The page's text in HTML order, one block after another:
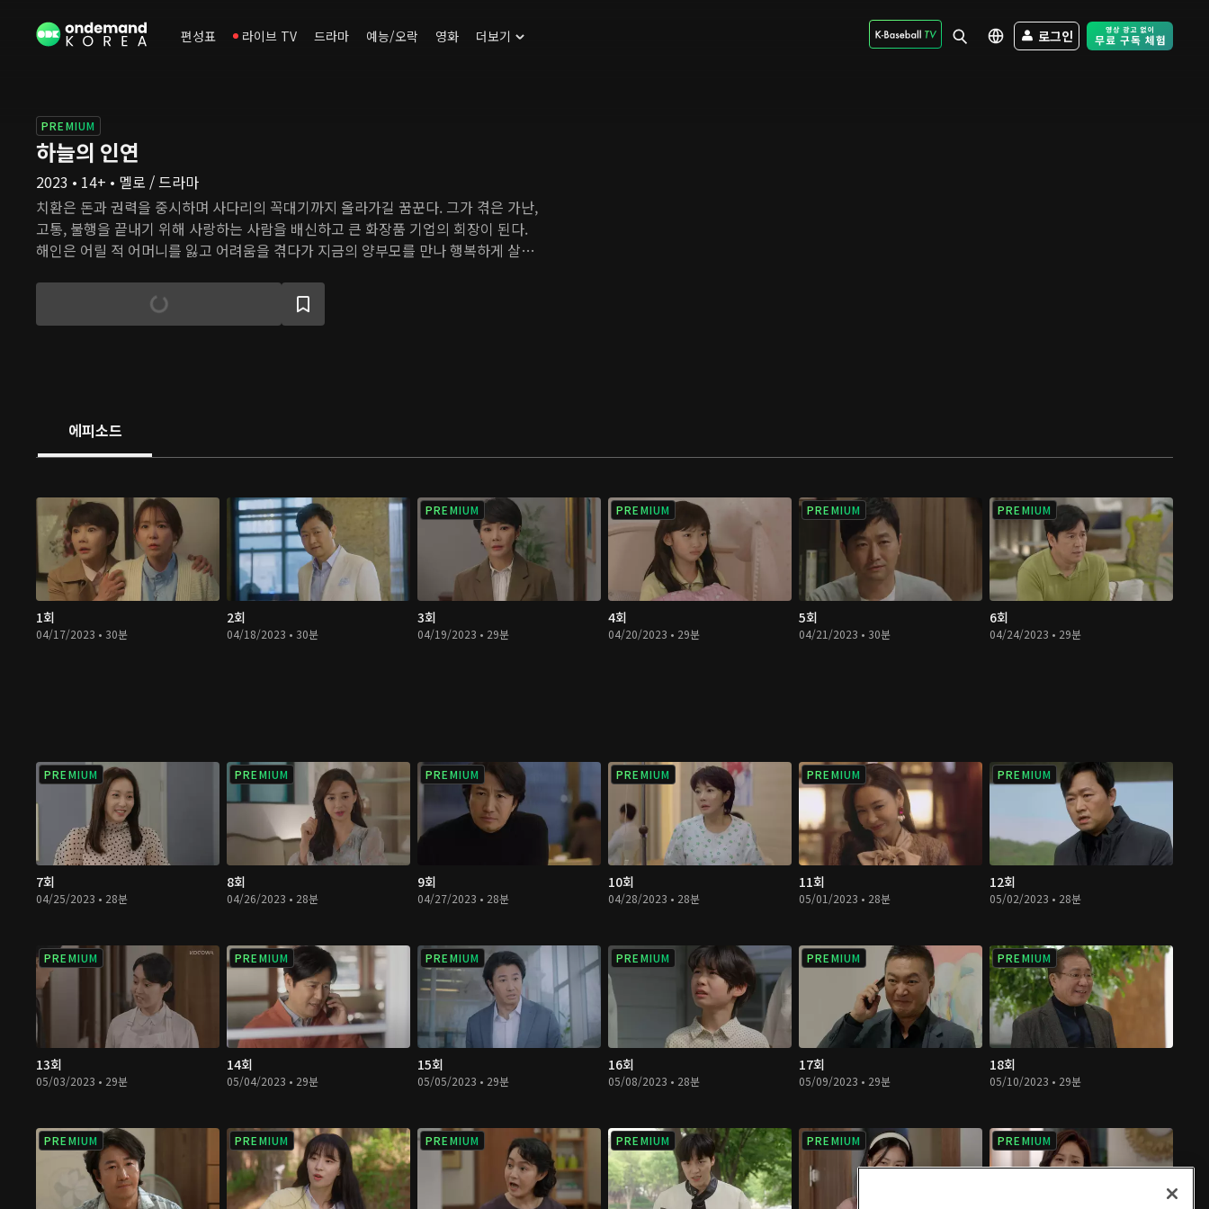
편성표 라이브 TV 드라마 예능/오락 영화 더보기 로그인 Free Trial -
PREMIUM
하늘의 인연
2023 • 14+ • 멜로 / 드라마
치환은 돈과 권력을 중시하며 사다리의 꼭대기까지 올라가길 꿈꾼다. 그가 겪은 가난,
고통, 불행을 끝내기 위해 사랑하는 사람을 배신하고 큰 화장품 기업의 회장이 된다.
해인은 어릴 적 어머니를 잃고 어려움을 겪다가 지금의 양부모를 만나 행복하게 살았
이 겪었던 시련이 친아버지 치환의 선택 때문일 수 있음을 알게 된다. 게다가 해인이
사랑하는 진우는 오랫동안 치환의 딸인 세나의 사랑을 받았다. 세나는 일과 사랑 모두
에피소드
1회
04/17/2023 • 30분
2회
04/18/2023 • 30분
PREMIUM
3회
04/19/2023 • 29분
PREMIUM
4회
04/20/2023 • 29분
PREMIUM
5회
04/21/2023 • 30분
PREMIUM
6회
04/24/2023 • 29분
PREMIUM
7회
04/25/2023 • 28분
PREMIUM
8회
04/26/2023 • 28분
PREMIUM
9회
04/27/2023 • 28분
PREMIUM
10회
04/28/2023 • 28분
PREMIUM
11회
05/01/2023 • 28분
PREMIUM
12회
05/02/2023 • 28분
PREMIUM
13회
05/03/2023 • 29분
PREMIUM
14회
05/04/2023 • 29분
PREMIUM
15회
05/05/2023 • 29분
PREMIUM
16회
05/08/2023 • 28분
PREMIUM
17회
05/09/2023 • 29분
PREMIUM
18회
05/10/2023 • 29분
PREMIUM PREMIUM PREMIUM PREMIUM PREMIUM PREMIUM